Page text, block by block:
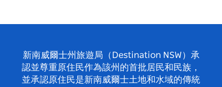
新南威爾士州旅遊局（Destination NSW）承
認並尊重原住民作為該州的首批居民和民族，
並承認原住民是新南威爾士土地和水域的傳統